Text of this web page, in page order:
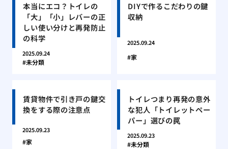
本当にエコ？トイレの
「大」「小」レバーの正
しい使い分けと再発防止
の科学
2025.09.24
未分類
DIYで作るこだわりの鍵
収納
2025.09.24
家
賃貸物件で引き戸の鍵交
換をする際の注意点
2025.09.23
家
トイレつまり再発の意外
な犯人「トイレットペー
パー」選びの罠
2025.09.23
未分類